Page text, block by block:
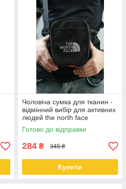
Чоловіча сумка для тканин -
відмінний вибір для активних
людей the north face
Готово до відправки
284 ₴ 345 ₴
Купити